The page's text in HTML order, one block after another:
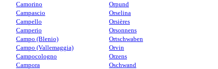
Camorino
Campascio
Campello
Camperio
Campo (Blenio)
Campo (Vallemaggia)
Campocologno
Campora
Orpund
Orselina
Orsières
Orsonnens
Ortschwaben
Orvin
Orzens
Oschwand